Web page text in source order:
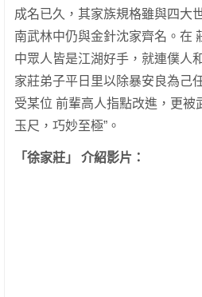
成名已久，其家族規格雖與四大
南武林中仍與金針沈家齊名。在
中眾人皆是江湖好手，就連僕人
家莊弟子平日里以除暴安良為己
受某位 前輩高人指點改進，更被
玉尺，巧妙至極”。
「徐家莊」 介紹影片：